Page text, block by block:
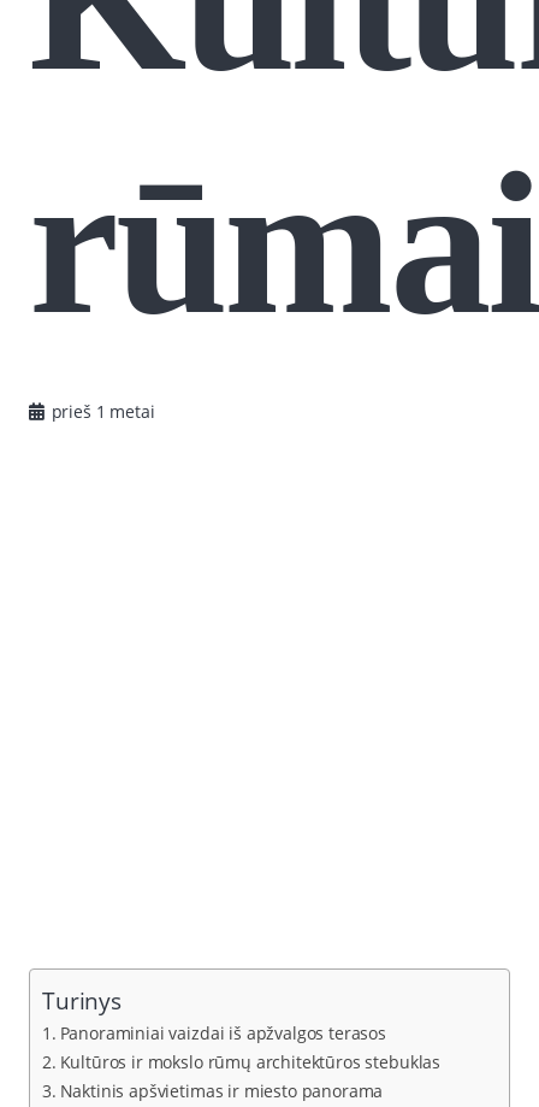
prieš 1 metai
Turinys
Panoraminiai vaizdai iš apžvalgos terasos
Kultūros ir mokslo rūmų architektūros stebuklas
Naktinis apšvietimas ir miesto panorama